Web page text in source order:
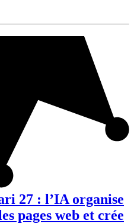
27 : l’IA organise
pages web et crée